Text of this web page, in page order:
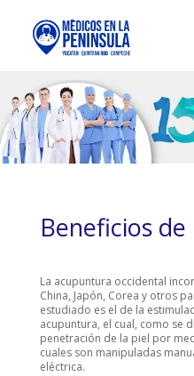
Beneficios
La acupuntura occidental
China, Japón, Corea y otros
estudiado es el de la
acupuntura, el cual, como se
penetración de la piel por
cuales son manipuladas
eléctrica.